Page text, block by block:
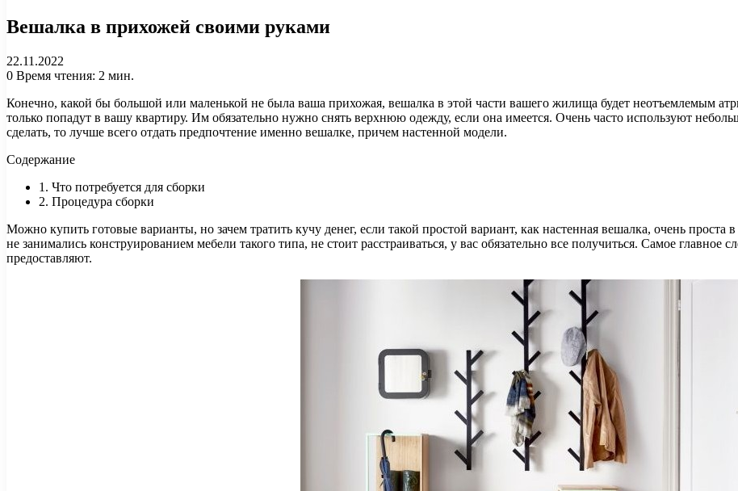
Вешалка в прихожей своими руками
22.11.2022
0 Время чтения: 2 мин.
Конечно, какой бы большой или маленькой не была ваша прихожая, вешалка в этой части вашего жилища будет неотъемлемым
только попадут в вашу квартиру. Им обязательно нужно снять верхнюю одежду, если она имеется. Очень часто используют
сделать, то лучше всего отдать предпочтение именно вешалке, причем настенной модели.
Содержание
1. Что потребуется для сборки
2. Процедура сборки
Можно купить готовые варианты, но зачем тратить кучу денег, если такой простой вариант, как настенная вешалка, очень
не занимались конструированием мебели такого типа, не стоит расстраиваться, у вас обязательно все получиться. Самое
предоставляют.